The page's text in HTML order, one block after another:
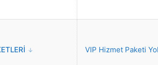
VIP Hizmet Paketi